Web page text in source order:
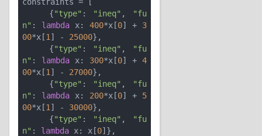
constraints = [
    {
"type" : "ineq" ,
"fu
n" : lambda x: 400*x[0] + 3
00*x[1] - 25000},
    {
"type" : "ineq" ,
"fu
n" : lambda x: 300*x[0] + 4
00*x[1] - 27000},
    {
"type" : "ineq" ,
"fu
n" : lambda x: 200*x[0] + 5
00*x[1] - 30000},
    {
"type" : "ineq" ,
"fu
n" : lambda x: x[0]},